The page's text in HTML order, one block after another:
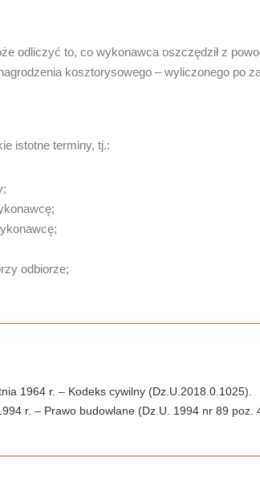
odliczyć to, co wykonawca oszczędził z
kosztorysowego – wyliczonego po
istotne terminy, tj.:
odbiorze;
1964 r. – Kodeks cywilny (Dz.U.2018.0.1025).
r. – Prawo budowlane (Dz.U. 1994 nr 89 poz.